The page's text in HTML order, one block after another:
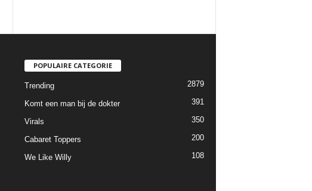
POPULAIRE CATEGORIE
Trending 2879
Komt een man bij de dokter 391
Virals 350
Cabaret Toppers 200
We Like Willy 108